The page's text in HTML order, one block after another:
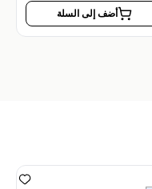
أضف إلى السلة